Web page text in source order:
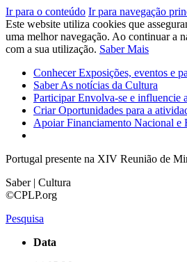
Ir para o conteúdo Ir para navegação
Este website utiliza cookies que
uma melhor navegação. Ao continuar a
com a sua utilização. Saber Mais
ConhecerExposições, eventos e
SaberAs notícias da Cultura
ParticiparEnvolva-se e influencie
CriarOportunidades para a
ApoiarFinanciamento Nacional e
Portugal presente na XIV Reunião de
Saber | Cultura
©CPLP.org
Pesquisa
Data